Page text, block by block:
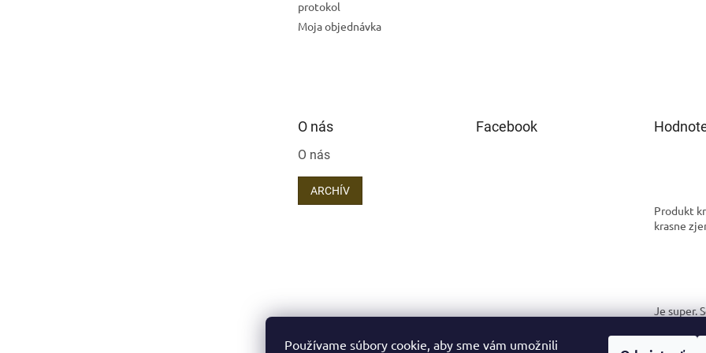
Používame súbory cookie, aby sme vám umožnili
protokol
Moja objednávka
O nás
O nás
ARCHÍV
Facebook
Produkt
krasne
Je super.